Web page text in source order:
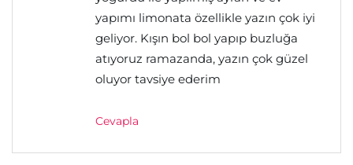
yapımı limonata özellikle yazın çok iyi
geliyor. Kışın bol bol yapıp buzluğa
atıyoruz ramazanda, yazın çok güzel
oluyor tavsiye ederim
Cevapla